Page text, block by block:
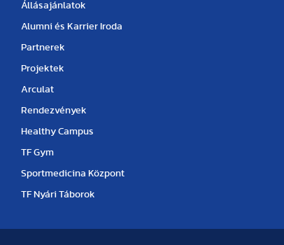
Állásajánlatok
Alumni és Karrier Iroda
Partnerek
Projektek
Arculat
Rendezvények
Healthy Campus
TF Gym
Sportmedicina Központ
TF Nyári Táborok